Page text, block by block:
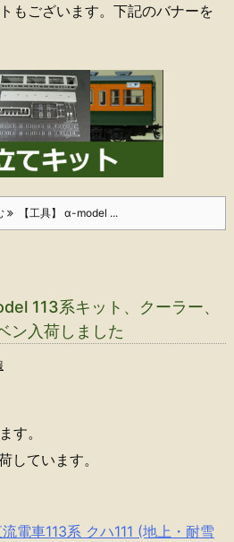
もございます。下記のバナーを
【工具】 α-model ...
113系キット、クーラー、
ン入荷しました
す。
しています。
電車113系 クハ111 (地上・耐雪